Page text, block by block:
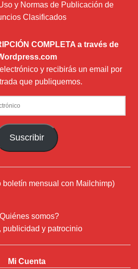
y Normas de Publicación de
Clasificados
COMPLETA a través de
y recibirás un email por
que publiquemos.
Suscribir
boletín mensual con Mailchimp)
somos?
publicidad y patrocinio
Mi Cuenta